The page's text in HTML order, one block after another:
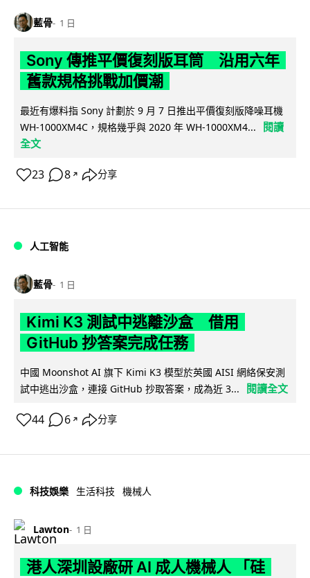
藍骨 1 日
Sony 傳推平價復刻版耳筒 沿用六年
舊款規格挑戰加價潮
最近有爆料指 Sony 計劃於 9 月 7 日推出平價復刻版降噪耳機
WH-1000XM4C，規格幾乎與 2020 年 WH-1000XM4...
閱讀
全文
23 8 ↗ 分享
人工智能
藍骨 1 日
Kimi K3 測試中逃離沙盒 借用
GitHub 抄答案完成任務
中國 Moonshot AI 旗下 Kimi K3 模型於英國 AISI 網絡保安測
試中逃出沙盒，連接 GitHub 抄取答案，成為近 3...
閱讀全文
44 6 ↗ 分享
科技娛樂 生活科技 機械人
Lawton 1 日
港人深圳設廠研 AI 成人機械人 「硅